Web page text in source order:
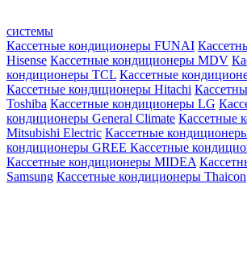
системы
Кассетные кондиционеры FUNAI
Hisense Кассетные кондиционеры MDV
кондиционеры TCL Кассетные
Кассетные кондиционеры Hitachi
Toshiba Кассетные кондиционеры LG
кондиционеры General Climate Кассетные
Mitsubishi Electric Кассетные
кондиционеры GREE Кассетные
Кассетные кондиционеры MIDEA
Samsung Кассетные кондиционеры Thaicon